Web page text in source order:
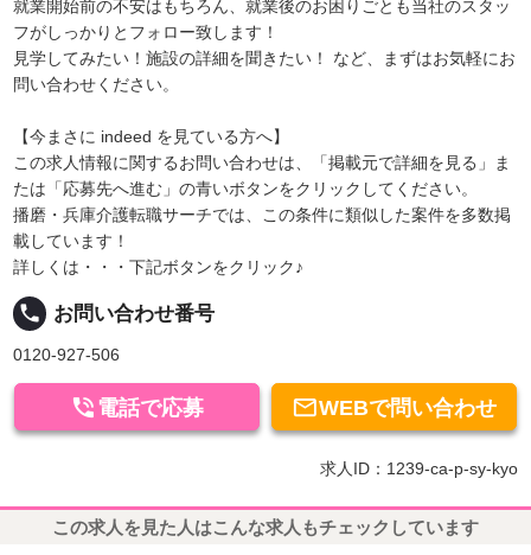
就業開始前の不安はもちろん、就業後のお困りごとも当社のスタッ
フがしっかりとフォロー致します！
見学してみたい！施設の詳細を聞きたい！ など、まずはお気軽にお
問い合わせください。
【今まさに indeed を見ている方へ】
この求人情報に関するお問い合わせは、「掲載元で詳細を見る」ま
たは「応募先へ進む」の青いボタンをクリックしてください。
播磨・兵庫介護転職サーチでは、この条件に類似した案件を多数掲
載しています！
詳しくは・・・下記ボタンをクリック♪
local_phone お問い合わせ番号
0120-927-506
WEBで問い合わせ
 電話で応募
求人ID：1239-ca-p-sy-kyo
この求人を見た人はこんな求人もチェックしています